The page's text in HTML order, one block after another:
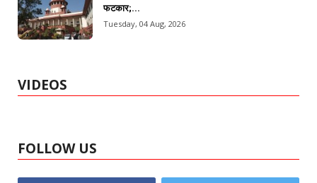
फटकार;...
Tuesday, 04 Aug, 2026
VIDEOS
FOLLOW US